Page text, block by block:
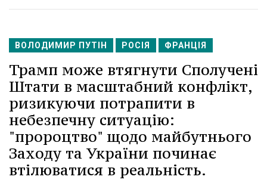
ВОЛОДИМИР ПУТІН РОСІЯ ФРАНЦІЯ
Трамп може втягнути Сполучені
Штати в масштабний конфлікт,
ризикуючи потрапити в
небезпечну ситуацію:
"пророцтво" щодо майбутнього
Заходу та України починає
втілюватися в реальність.